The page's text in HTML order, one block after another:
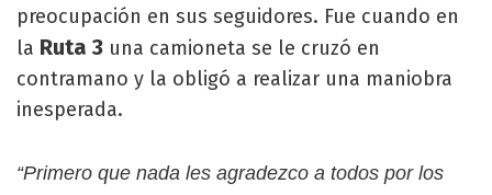
preocupación en sus seguidores. Fue cuando en
la Ruta 3 una camioneta se le cruzó en
contramano y la obligó a realizar una maniobra
inesperada.
“Primero que nada les agradezco a todos por los